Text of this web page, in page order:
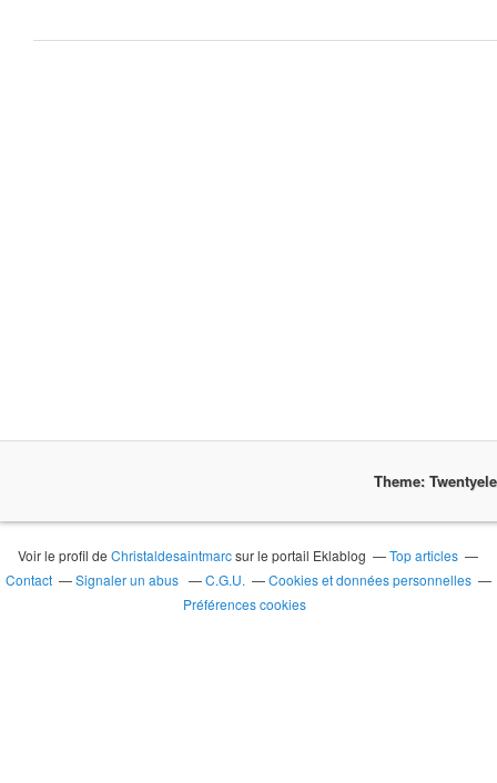
Theme:
Voir le profil deChristaldesaintmarcsur le portail Eklablog
Top articles
Contact
Signaler un abus C.G.U.
Cookies et données personnelles
Préférences cookies